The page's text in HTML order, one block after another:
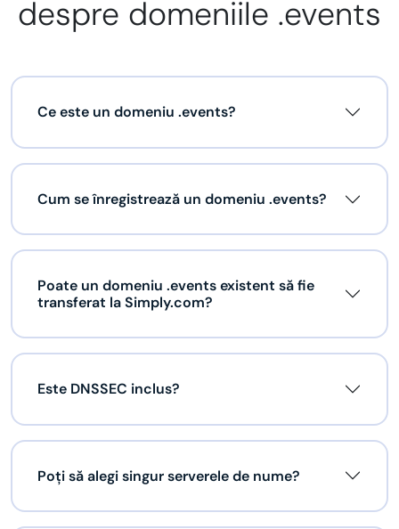
despre domeniile .events
Ce este un domeniu .events?
Cum se înregistrează un domeniu .events?
Poate un domeniu .events existent să fie
transferat la Simply.com?
Este DNSSEC inclus?
Poți să alegi singur serverele de nume?